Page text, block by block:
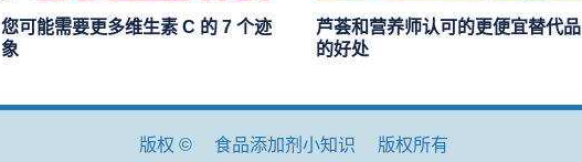
您可能需要更多维生素 C 的 7 个迹
象
芦荟和营养师认可的更便宜替代品
的好处
版权 © 食品添加剂小知识 版权所有